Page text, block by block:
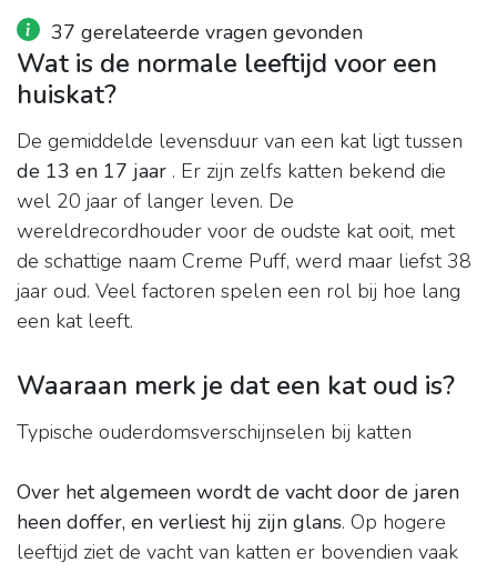
37 gerelateerde vragen gevonden
Wat is de normale leeftijd voor een
huiskat?
De gemiddelde levensduur van een kat ligt tussen
de 13 en 17 jaar . Er zijn zelfs katten bekend die
wel 20 jaar of langer leven. De
wereldrecordhouder voor de oudste kat ooit, met
de schattige naam Creme Puff, werd maar liefst 38
jaar oud. Veel factoren spelen een rol bij hoe lang
een kat leeft.
Waaraan merk je dat een kat oud is?
Typische ouderdomsverschijnselen bij katten
Over het algemeen wordt de vacht door de jaren
heen doffer, en verliest hij zijn glans. Op hogere
leeftijd ziet de vacht van katten er bovendien vaak